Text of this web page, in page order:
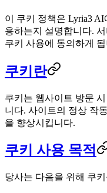
이 쿠키 정책은 Lyria3
용하는지 설명합니다.
쿠키 사용에 동의하게
쿠키란
쿠키는 웹사이트 방문
니다. 사이트의 정상 작
을 향상시킵니다.
쿠키 사용 목적
당사는 다음을 위해 쿠